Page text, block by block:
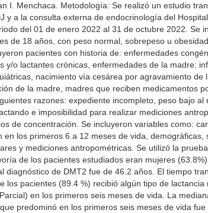
I. Menchaca. Metodología: Se realizó un estudio
y a la consulta externa de endocrinología del
del 01 de enero 2022 al 31 de octubre 2022. Se
de 18 años, con peso normal, sobrepeso u
pacientes con historia de: enfermedades
y/o lactantes crónicas, enfermedades de la madre:
nacimiento vía cesárea por agravamiento
de la madre, madres que reciben medicamentos
razones: expediente incompleto, peso bajo
e imposibilidad para realizar mediciones
de concentración. Se incluyeron variables como:
en los primeros 6 a 12 meses de vida, demográficas,
y mediciones antropométricas. Se utilizó la
de los pacientes estudiados eran mujeres
diagnóstico de DMT2 fue de 46.2 años. El tiempo
los pacientes (89.4 %) recibió algún tipo de
en los primeros seis meses de vida. La
predominó en los primeros seis meses de vida